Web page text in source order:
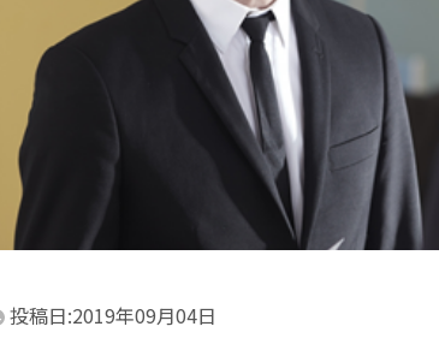
投稿日:2019年09月04日